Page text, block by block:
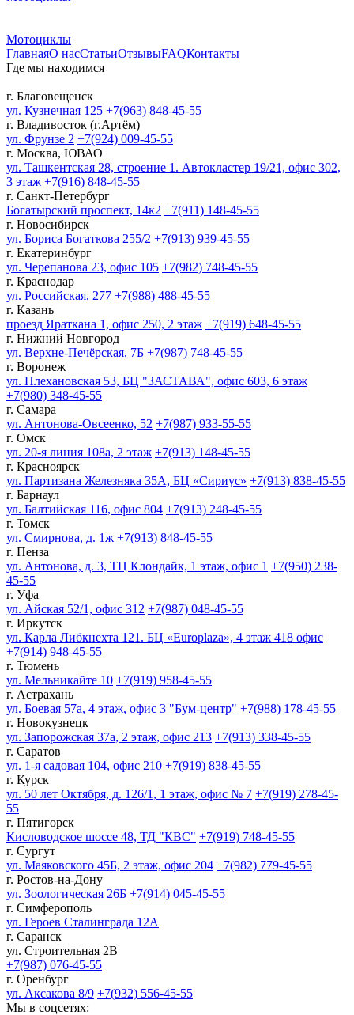
Мотоциклы
ГлавнаяО насСтатьиОтзывыFAQКонтакты
Где мы находимся
г. Благовещенск
ул. Кузнечная 125 +7(963) 848-45-55
г. Владивосток (г.Артём)
ул. Фрунзе 2 +7(924) 009-45-55
г. Москва, ЮВАО
ул. Ташкентская 28, строение 1. Автокластер 19/21, офис 302,
3 этаж +7(916) 848-45-55
г. Санкт-Петербург
Богатырский проспект, 14к2 +7(911) 148-45-55
г. Новосибирск
ул. Бориса Богаткова 255/2 +7(913) 939-45-55
г. Екатеринбург
ул. Черепанова 23, офис 105 +7(982) 748-45-55
г. Краснодар
ул. Российская, 277 +7(988) 488-45-55
г. Казань
проезд Яраткана 1, офис 250, 2 этаж +7(919) 648-45-55
г. Нижний Новгород
ул. Верхне-Печёрская, 7Б +7(987) 748-45-55
г. Воронеж
ул. Плехановская 53, БЦ "ЗАСТАВА", офис 603, 6 этаж
+7(980) 348-45-55
г. Самара
ул. Антонова-Овсеенко, 52 +7(987) 933-55-55
г. Омск
ул. 20-я линия 108а, 2 этаж +7(913) 148-45-55
г. Красноярск
ул. Партизана Железняка 35А, БЦ «Сириус» +7(913) 838-45-55
г. Барнаул
ул. Балтийская 116, офис 804 +7(913) 248-45-55
г. Томск
ул. Смирнова, д. 1ж +7(913) 848-45-55
г. Пенза
ул. Антонова, д. 3, ТЦ Клондайк, 1 этаж, офис 1 +7(950) 238-
45-55
г. Уфа
ул. Айская 52/1, офис 312 +7(987) 048-45-55
г. Иркутск
ул. Карла Либкнехта 121. БЦ «Europlaza», 4 этаж 418 офис
+7(914) 948-45-55
г. Тюмень
ул. Мельникайте 10 +7(919) 958-45-55
г. Астрахань
ул. Боевая 57а, 4 этаж, офис 3 "Бум-центр" +7(988) 178-45-55
г. Новокузнецк
ул. Запорожская 37а, 2 этаж, офис 213 +7(913) 338-45-55
г. Саратов
ул. 1-я садовая 104, офис 210 +7(919) 838-45-55
г. Курск
ул. 50 лет Октября, д. 126/1, 1 этаж, офис № 7 +7(919) 278-45-
55
г. Пятигорск
Кисловодское шоссе 48, ТД "КВС" +7(919) 748-45-55
г. Сургут
ул. Маяковского 45Б, 2 этаж, офис 204 +7(982) 779-45-55
г. Ростов-на-Дону
ул. Зоологическая 26Б +7(914) 045-45-55
г. Симферополь
ул. Героев Сталинграда 12А
г. Саранск
ул. Строительная 2В
+7(987) 076-45-55
г. Оренбург
ул. Аксакова 8/9 +7(932) 556-45-55
Мы в соцсетях: